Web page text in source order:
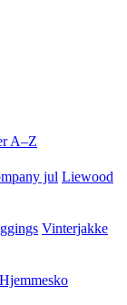
A–Z
jul Liewood
Vinterjakke
Hjemmesko